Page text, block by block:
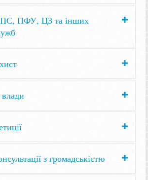
ПФУ, ЦЗ та інших
з громадськістю